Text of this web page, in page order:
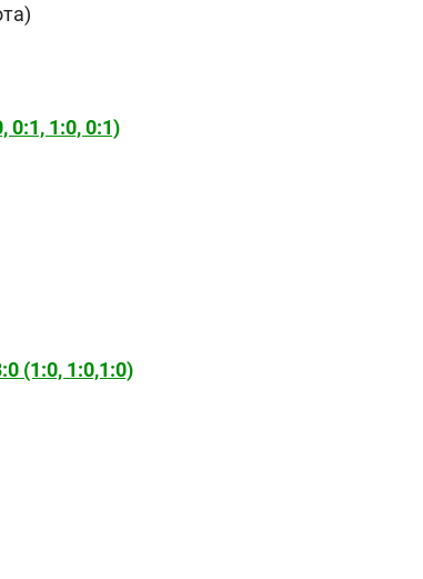
0:1, 1:0, 0:1)
(1:0, 1:0,1:0)